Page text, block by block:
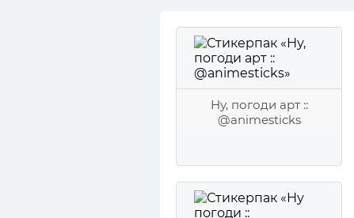
Ну, погоди арт ::
@animesticks